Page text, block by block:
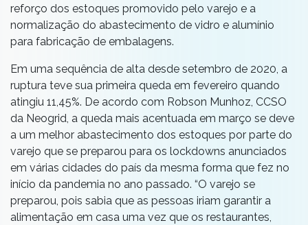
reforço dos estoques promovido pelo varejo e a
normalização do abastecimento de vidro e alumínio
para fabricação de embalagens.
Em uma sequência de alta desde setembro de 2020, a
ruptura teve sua primeira queda em fevereiro quando
atingiu 11,45%. De acordo com Robson Munhoz, CCSO
da Neogrid, a queda mais acentuada em março se deve
a um melhor abastecimento dos estoques por parte do
varejo que se preparou para os lockdowns anunciados
em várias cidades do país da mesma forma que fez no
início da pandemia no ano passado. “O varejo se
preparou, pois sabia que as pessoas iriam garantir a
alimentação em casa uma vez que os restaurantes,